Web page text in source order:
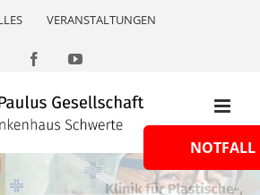
VERANSTALTUNGEN
FacebookYouTube
NOTFALL